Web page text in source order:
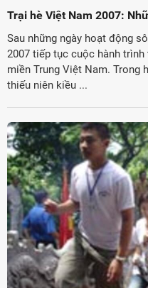
Trại hè Việt Nam 2007:
Sau những ngày hoạt động
2007 tiếp tục cuộc hành
miền Trung Việt Nam. Trong
thiếu niên kiều ...